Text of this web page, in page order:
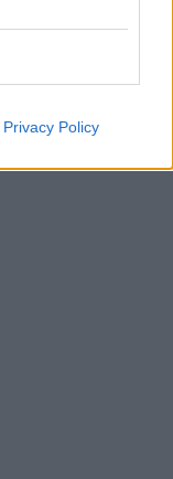
Privacy Policy